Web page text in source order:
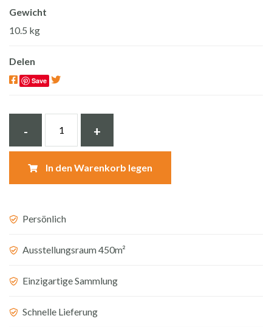
Gewicht
10.5 kg
Delen
Save
-
39*12
BET-
Menge
+
In den Warenkorb legen
Persönlich
Ausstellungsraum 450m²
Einzigartige Sammlung
Schnelle Lieferung